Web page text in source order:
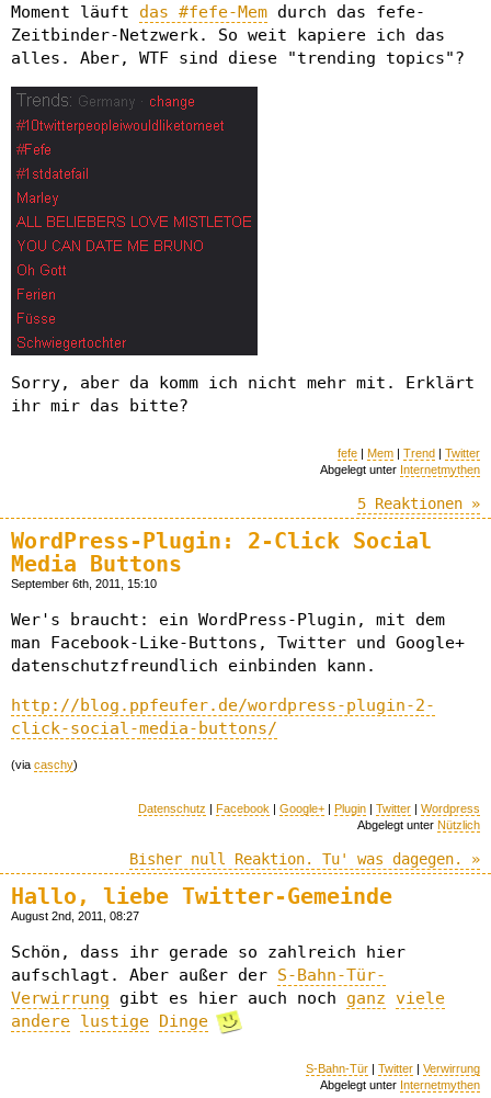
Moment läuft das #fefe-Mem durch das fefe-
Zeitbinder-Netzwerk. So weit kapiere ich das
alles. Aber, WTF sind diese "trending topics"?
Sorry, aber da komm ich nicht mehr mit. Erklärt
ihr mir das bitte?
fefe | Mem | Trend | Twitter
Abgelegt unter Internetmythen
5 Reaktionen »
WordPress-Plugin: 2-Click Social
Media Buttons
September 6th, 2011, 15:10
Wer's braucht: ein WordPress-Plugin, mit dem
man Facebook-Like-Buttons, Twitter und Google+
datenschutzfreundlich einbinden kann.
http://blog.ppfeufer.de/wordpress-plugin-2-
click-social-media-buttons/
(via caschy)
Datenschutz | Facebook | Google+ | Plugin | Twitter | Wordpress
Abgelegt unter Nützlich
Bisher null Reaktion. Tu' was dagegen. »
Hallo, liebe Twitter-Gemeinde
August 2nd, 2011, 08:27
Schön, dass ihr gerade so zahlreich hier
aufschlagt. Aber außer der S-Bahn-Tür-
Verwirrung gibt es hier auch noch ganz viele
andere lustige Dinge
S-Bahn-Tür Twitter
Verwirrung
Abgelegt unter Internetmythen